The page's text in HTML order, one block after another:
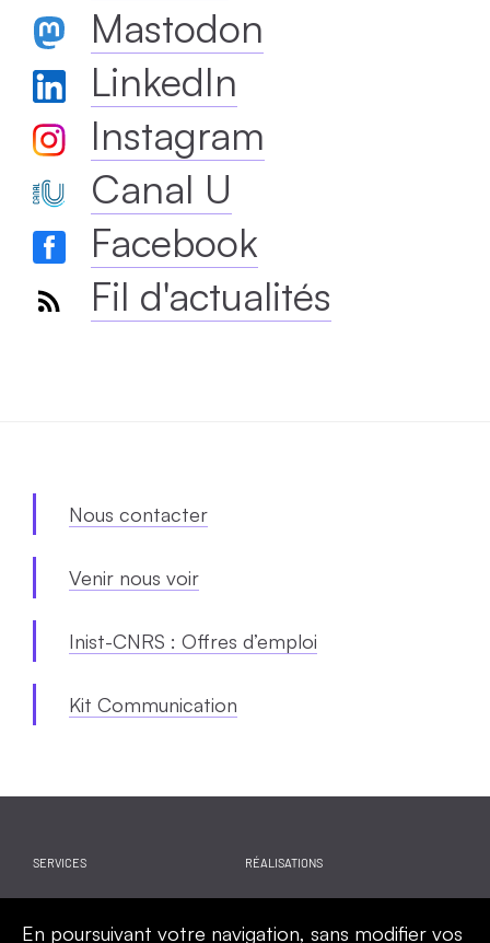
Mastodon
LinkedIn
Instagram
Canal U
Facebook
Fil d'actualités
Nous contacter
Venir nous voir
Inist-CNRS : Offres d’emploi
Kit Communication
SERVICES RÉALISATIONS
En poursuivant votre navigation, sans modifier vos